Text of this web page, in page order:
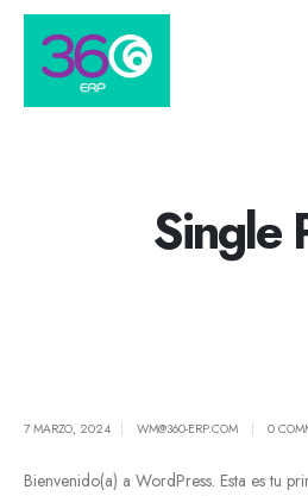
Single
7 MARZO, 2024 WM@360-ERP.COM 0
Bienvenido(a) a WordPress. Esta es tu